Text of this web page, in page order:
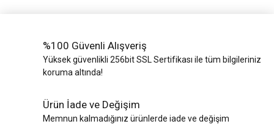
%100 Güvenli Alışveriş
Yüksek güvenlikli 256bit SSL Sertifikası ile tüm bilgileriniz
koruma altında!
Ürün İade ve Değişim
Memnun kalmadığınız ürünlerde iade ve değişim